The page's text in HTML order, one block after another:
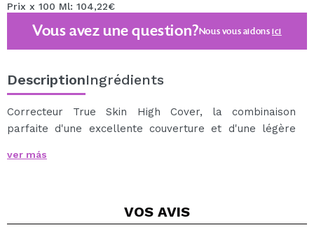
Prix x 100 Ml: 104,22€
Vous avez une question?Nous vous aidonsici
DescriptionIngrédients
Correcteur True Skin High Cover, la combinaison
parfaite d'une excellente couverture et d'une légère
Il contient de l'acide hyaluronique afin de garder le
marquer les lignes d'expression, le tout combiné à une
ver más
VOS AVIS